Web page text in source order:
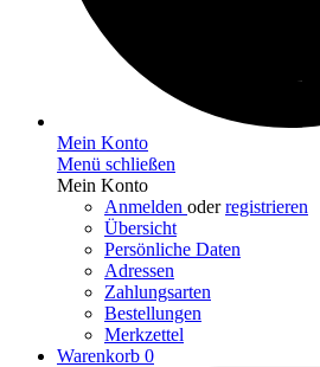
Mein Konto
Menü schließen
Mein Konto
Anmelden oderregistrieren
Übersicht
Persönliche Daten
Adressen
Zahlungsarten
Bestellungen
Merkzettel
Warenkorb 0